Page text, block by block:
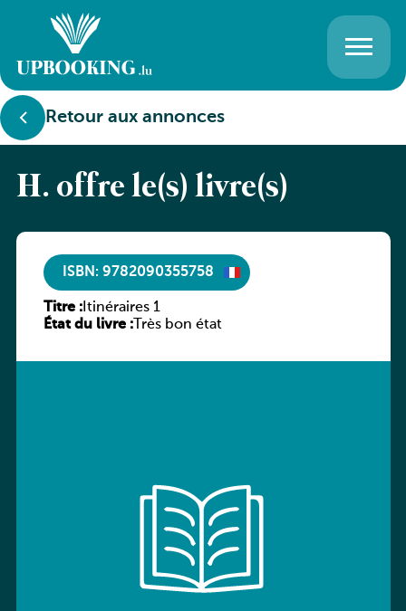
Retour aux annonces
H. offre le(s) livre(s)
ISBN: 9782090355758
Titre :Itinéraires 1
État du livre :Très bon état